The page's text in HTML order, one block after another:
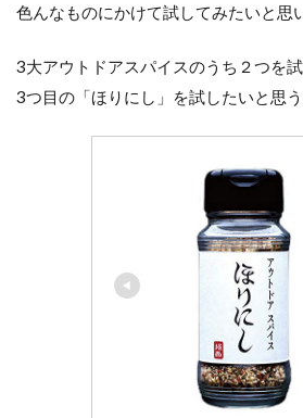
色んなものにかけて試してみたいと思
3大アウトドアスパイスのうち２つを
3つ目の「ほりにし」を試したいと思う